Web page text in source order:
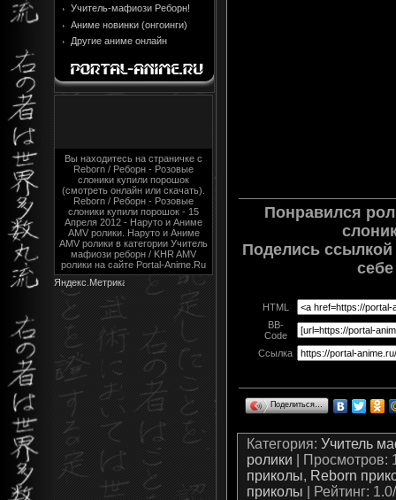
Учитель-мафиози Реборн!
Аниме новинки (онгоинги)
Другие аниме онлайн
Вы находитесь на страничке с
Reborn / Реборн - Розовые
слоники купили порошок
(смотреть онлайн или скачать).
Reborn / Реборн - Розовые
слоники купили порошок - 15
Апреля 2012 - Наруто и Аниме
AMV ролики. Наруто и Аниме
AMV ролики в категории Учитель
мафиози реборн / KHR AMV
ролики на сайте Portal-Anime.Ru
Понравился
Поделись
HTML
BB-
Code
Ссылка
Поделиться…
Категория: Учитель
ролики
Просмотров:
приколы, Reborn
приколы
Рейтинг: 1.0/